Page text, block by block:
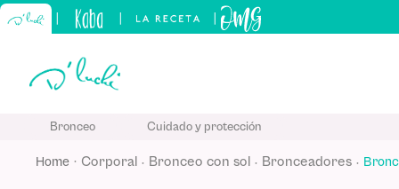
Bronceo Cuidado y protección
corporal bronceo con sol bronceadores
2.